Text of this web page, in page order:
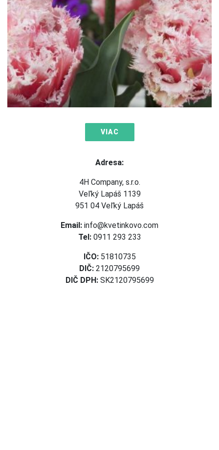
VIAC
Adresa:
4H Company, s.r.o.
Veľký Lapáš 1139
951 04 Veľký Lapáš
Email: info@kvetinkovo.com
Tel: 0911 293 233
IČO: 51810735
DIČ: 2120795699
DIČ DPH: SK2120795699